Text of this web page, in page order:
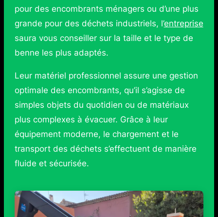
pour des encombrants ménagers ou d’une plus
grande pour des déchets industriels, l’entreprise
saura vous conseiller sur la taille et le type de
benne les plus adaptés.
Leur matériel professionnel assure une gestion
optimale des encombrants, qu’il s’agisse de
simples objets du quotidien ou de matériaux
plus complexes à évacuer. Grâce à leur
équipement moderne, le chargement et le
transport des déchets s’effectuent de manière
fluide et sécurisée.